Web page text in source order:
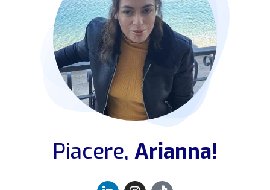
Piacere, Arianna!